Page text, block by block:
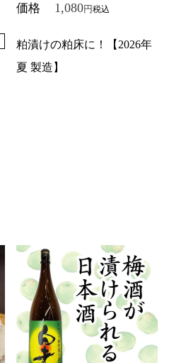
価格 1,080 税込
粕漬けの粕床に！【2026年
夏 製造】